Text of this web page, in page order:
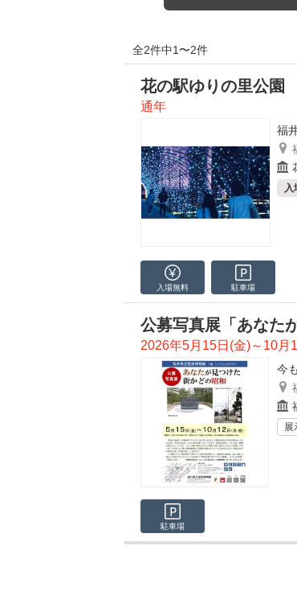
全2件中1〜2件
花の駅ゆりの里公園
通年
福
入
入場無料 駐車場
公募写真展「あなた
2026年5月15日(金)～10月
今
展
駐車場